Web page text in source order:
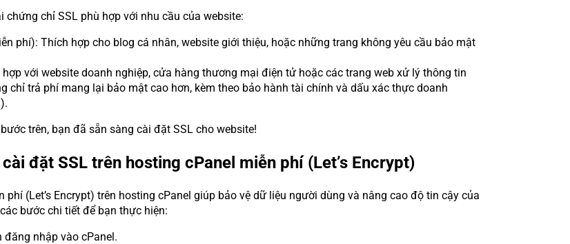
chứng chỉ SSL phù hợp với nhu cầu của website:
phí): Thích hợp cho blog cá nhân, website giới thiệu, hoặc những trang không yêu cầu bảo mật
hợp với website doanh nghiệp, cửa hàng thương mại điện tử hoặc các trang web xử lý thông tin
chỉ trả phí mang lại bảo mật cao hơn, kèm theo bảo hành tài chính và dấu xác thực doanh
trên, bạn đã sẵn sàng cài đặt SSL cho website!
đặt SSL trên hosting cPanel miễn phí (Let’s Encrypt)
phí (Let’s Encrypt) trên hosting cPanel giúp bảo vệ dữ liệu người dùng và nâng cao độ tin cậy của
bước chi tiết để bạn thực hiện:
đăng nhập vào cPanel.